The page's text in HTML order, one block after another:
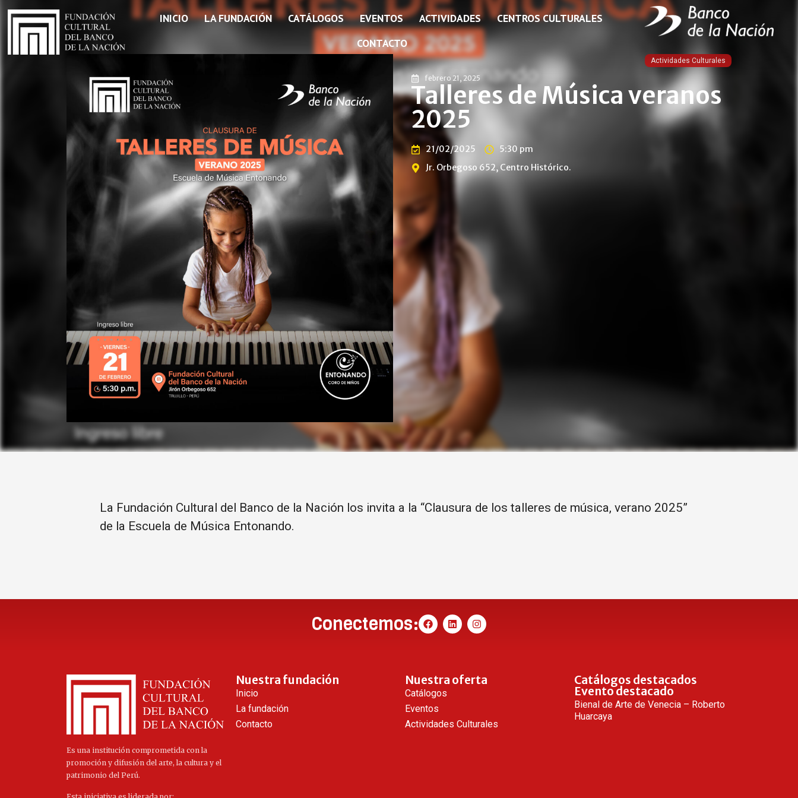
INICIO LA FUNDACIÓN CATÁLOGOS EVENTOS ACTIVIDADES
CENTROS CULTURALES
CONTACTO
Actividades Culturales
febrero 21, 2025
Talleres de Música veranos
2025
21/02/2025
5:30 pm
Jr. Orbegoso 652, Centro Histórico.
La Fundación Cultural del Banco de la Nación los invita a la “Clausura de los talleres de música, verano 2025”
de la Escuela de Música Entonando.
Conectemos:
Es una institución comprometida con la
promoción y difusión del arte, la cultura y el
patrimonio del Perú.
Nuestra fundación
Inicio
La fundación
Contacto
Nuestra oferta
Catálogos
Eventos
Actividades Culturales
Catálogos destacados
Evento destacado
Bienal de Arte de Venecia – Roberto
Huarcaya